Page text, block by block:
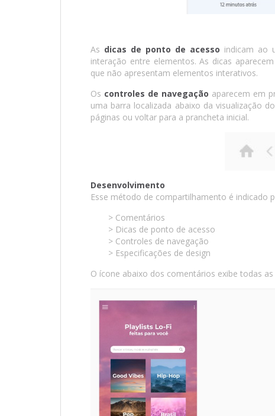
As dicas de ponto de acesso indicam ao
interação entre elementos. As dicas
que não apresentam elementos interativos.
Os controles de navegação aparecem em
uma barra localizada abaixo da visualização
páginas ou voltar para a prancheta inicial.
Desenvolvimento
Esse método de compartilhamento é indicado
> Comentários
> Dicas de ponto de acesso
> Controles de navegação
> Especificações de design
O ícone abaixo dos comentários exibe todas